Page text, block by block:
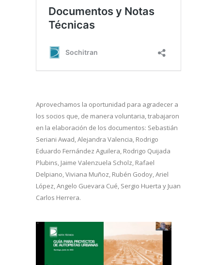
Aprovechamos la oportunidad para agradecer a
los socios que, de manera voluntaria, trabajaron
en la elaboración de los documentos: Sebastián
Seriani Awad, Alejandra Valencia, Rodrigo
Eduardo Fernández Aguilera, Rodrigo Quijada
Plubins, Jaime Valenzuela Scholz, Rafael
Delpiano, Viviana Muñoz, Rubén Godoy, Ariel
López, Angelo Guevara Cué, Sergio Huerta y Juan
Carlos Herrera.